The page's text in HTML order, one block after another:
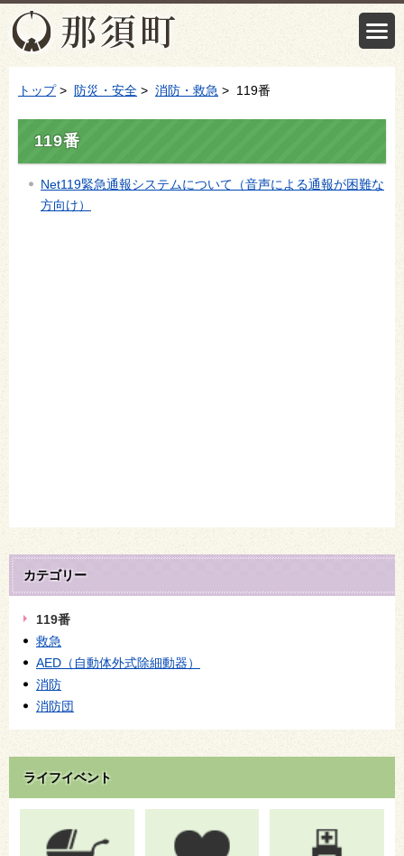
トップ> 防災・安全 > 消防・救急 > 119番
119番
Net119緊急通報システムについて（音声による通報が困難な
方向け）
カテゴリー
119番
救急
AED（自動体外式除細動器）
消防
消防団
ライフイベント